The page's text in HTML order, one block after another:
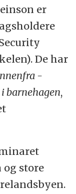
er
De har
-
barnehagen,
og store